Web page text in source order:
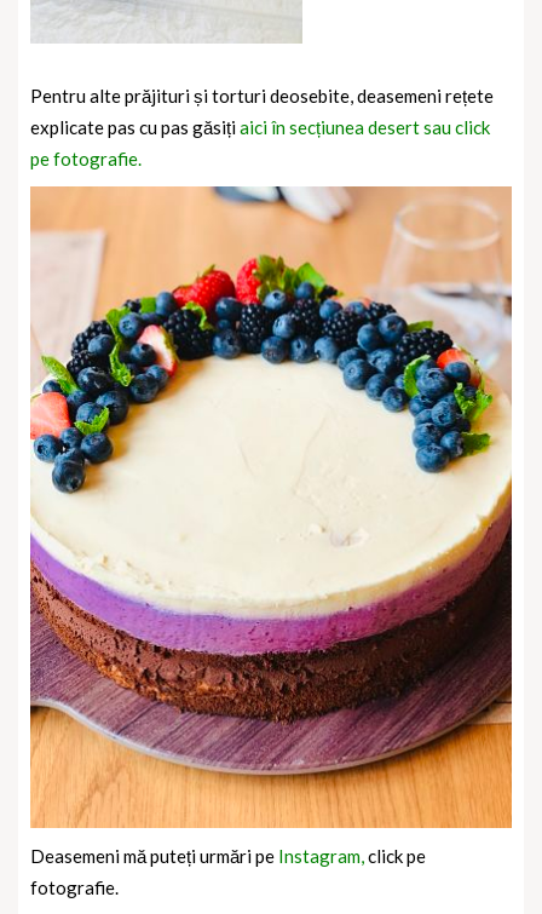
Pentru alte prăjituri și torturi deosebite, deasemeni rețete
explicate pas cu pas găsițiaici în secțiunea desert sau click
pe fotografie.
Deasemeni mă puteți urmări pe Instagram,click pe
fotografie.